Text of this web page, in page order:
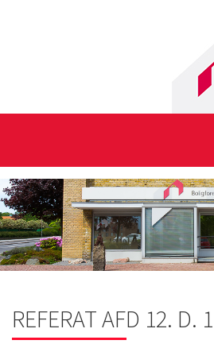
REFERAT AFD 12. D.